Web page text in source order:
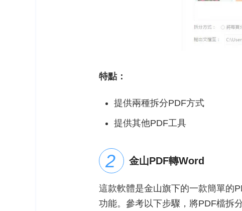
特點：
提供兩種拆分PDF方式
提供其他PDF工具
金山PDF轉Word
這款軟體是金山旗下的一款簡單的
功能。參考以下步驟，將PDF檔拆分